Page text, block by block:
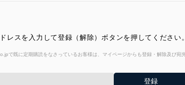
スを入力して登録（解除）ボタンを押してください。
既に定期購読をなさっているお客様は、マイページからも登録・解除及び宛